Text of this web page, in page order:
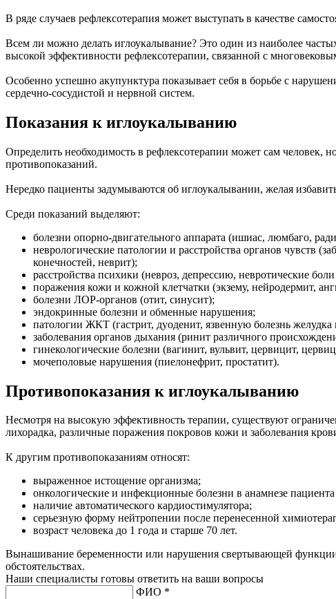
В ряде случаев рефлексотерапия может выступать в качестве
Всем ли можно делать иглоукалывание? Это один из наиболее
высокой эффективности рефлексотерапии, связанной с
Особенно успешно акупунктура показывает себя в борьбе с
сердечно-сосудистой и нервной систем.
Показания к иглоукалыванию
Определить необходимость в рефлексотерапии может сам человек,
противопоказаний.
Нередко пациенты задумываются об иглоукалывании, желая
Среди показаний выделяют:
болезни опорно-двигательного аппарата (ишиас, люмбаго,
неврологические патологии и расстройства органов чувств
конечностей, неврит);
расстройства психики (невроз, депрессию, невротические
поражения кожи и кожной клетчатки (экзему, нейродермит,
болезни ЛОР-органов (отит, синусит);
эндокринные болезни и обменные нарушения;
патологии ЖКТ (гастрит, дуоденит, язвенную болезнь
заболевания органов дыхания (ринит различного
гинекологические болезни (вагинит, вульвит, цервицит,
мочеполовые нарушения (пиелонефрит, простатит).
Противопоказания к иглоукалыванию
Несмотря на высокую эффективность терапии, существуют
лихорадка, различные поражения покровов кожи и заболевания
К другим противопоказаниям относят:
выраженное истощение организма;
онкологические и инфекционные болезни в анамнезе
наличие автоматического кардиостимулятора;
серьезную форму нейтропении после перенесенной
возраст человека до 1 года и старше 70 лет.
Вынашивание беременности или нарушения свертывающей
обстоятельствах.
Наши специалисты готовы ответить на ваши вопросы
ФИО *